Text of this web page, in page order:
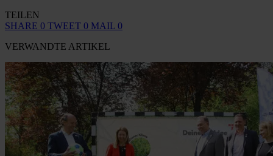
TEILEN
SHARE 0 TWEET 0 MAIL 0
VERWANDTE ARTIKEL